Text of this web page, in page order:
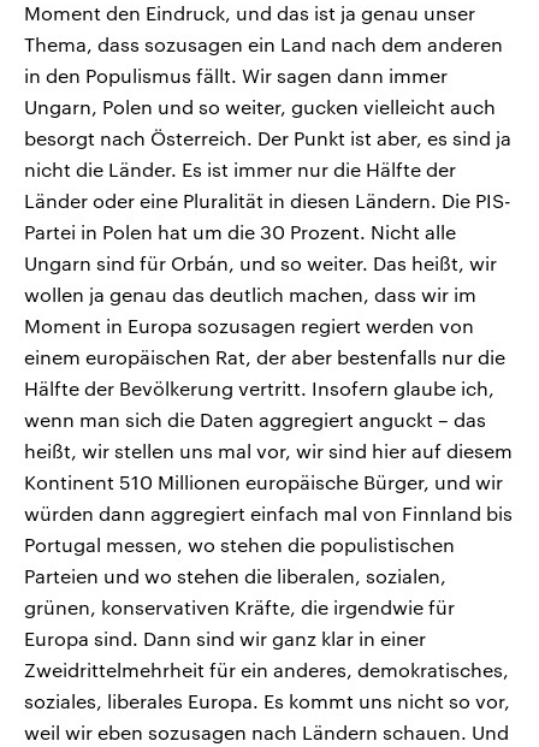
Moment den Eindruck, und das ist ja genau unser
Thema, dass sozusagen ein Land nach dem anderen
in den Populismus fällt. Wir sagen dann immer
Ungarn, Polen und so weiter, gucken vielleicht auch
besorgt nach Österreich. Der Punkt ist aber, es sind ja
nicht die Länder. Es ist immer nur die Hälfte der
Länder oder eine Pluralität in diesen Ländern. Die PIS-
Partei in Polen hat um die 30 Prozent. Nicht alle
Ungarn sind für Orbán, und so weiter. Das heißt, wir
wollen ja genau das deutlich machen, dass wir im
Moment in Europa sozusagen regiert werden von
einem europäischen Rat, der aber bestenfalls nur die
Hälfte der Bevölkerung vertritt. Insofern glaube ich,
wenn man sich die Daten aggregiert anguckt – das
heißt, wir stellen uns mal vor, wir sind hier auf diesem
Kontinent 510 Millionen europäische Bürger, und wir
würden dann aggregiert einfach mal von Finnland bis
Portugal messen, wo stehen die populistischen
Parteien und wo stehen die liberalen, sozialen,
grünen, konservativen Kräfte, die irgendwie für
Europa sind. Dann sind wir ganz klar in einer
Zweidrittelmehrheit für ein anderes, demokratisches,
soziales, liberales Europa. Es kommt uns nicht so vor,
weil wir eben sozusagen nach Ländern schauen. Und